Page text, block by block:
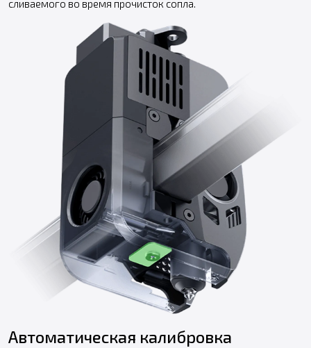
сливаемого во время прочисток сопла.
Автоматическая калибровка